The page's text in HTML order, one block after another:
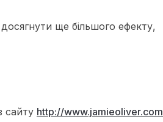
ще більшого ефекту,
сайту http://www.jamieoliver.com